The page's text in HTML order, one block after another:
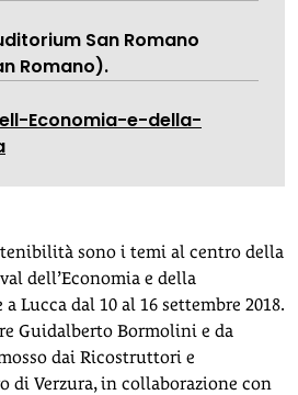
San Romano
Romano).
Economia-e-della-
sono i temi al centro della
dell’Economia e della
Lucca dal 10 al 16 settembre 2018.
Guidalberto Bormolini e da
dai Ricostruttori e
di Verzura, in collaborazione con